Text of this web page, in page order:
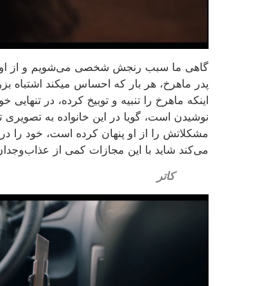
گاهی ما سبب رنجش شخصی می‌شویم و از او
پدر ماهرخ، هر بار که احساس میکند اشتباه
اینکه ماهرخ را تنبیه و توبیخ کرده، در
نوشیدن است، گویا در این خانواده به
مشکلاتش را از او پنهان کرده است، خود را
می‌کند شاید با این مجازات کمی از
کاتر